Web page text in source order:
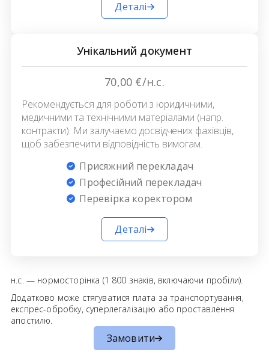
Деталі
Унікальний документ
70,00 €/н.с.
Рекомендується для роботи з юридичними,
медичними та технічними матеріалами (напр.
контракти). Ми залучаємо досвідчених фахівців,
щоб забезпечити відповідність вимогам.
Присяжний перекладач
Професійний перекладач
Перевірка коректором
Деталі
н.с. — нормосторінка (1 800 знаків, включаючи пробіли).
Додатково може стягуватися плата за транспортування,
експрес-обробку, суперлегалізацію або проставлення
апостилю.
Замовити